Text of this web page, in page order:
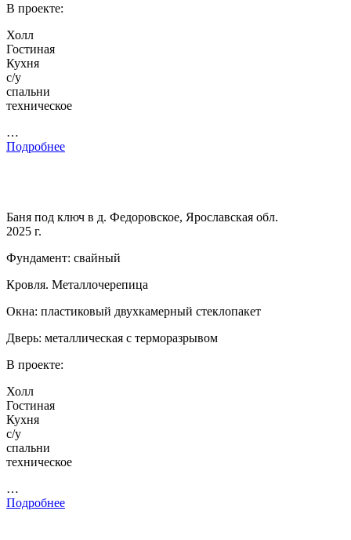
В проекте:
Холл
Гостиная
Кухня
с/у
спальни
техническое
…
Подробнее
Баня под ключ в д. Федоровское, Ярославская обл.
2025 г.
Фундамент: свайный
Кровля. Металлочерепица
Окна: пластиковый двухкамерный стеклопакет
Дверь: металлическая с терморазрывом
В проекте:
Холл
Гостиная
Кухня
с/у
спальни
техническое
…
Подробнее